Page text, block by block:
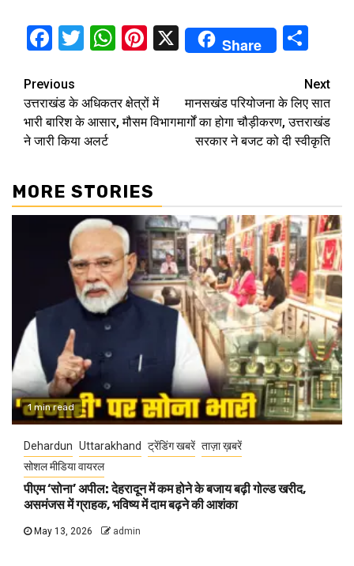
Facebook
Twitter
WhatsApp
Pinterest
X Share
Continue
Reading
Previous
उत्तराखंड के अधिकतर क्षेत्रों में
भारी बारिश के आसार, मौसम विभाग
ने जारी किया अलर्ट
Next
मानसखंड परियोजना के लिए सात
मार्गों का होगा चौड़ीकरण, उत्तराखंड
सरकार ने बजट को दी स्वीकृति
MORE STORIES
1 min read
Dehardun Uttarakhand ट्रेंडिंग खबरें ताज़ा ख़बरें
सोशल मीडिया वायरल
पीएम ‘सोना’ अपील: देहरादून में कम होने के बजाय बढ़ी गोल्ड खरीद,
असमंजस में ग्राहक, भविष्य में दाम बढ़ने की आशंका
May 13, 2026 admin